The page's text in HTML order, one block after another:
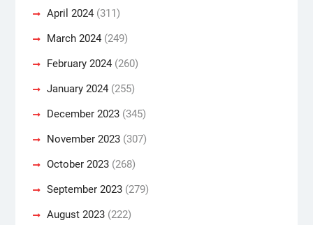
April 2024(311)
March 2024(249)
February 2024(260)
January 2024(255)
December 2023(345)
November 2023(307)
October 2023(268)
September 2023(279)
August 2023(222)